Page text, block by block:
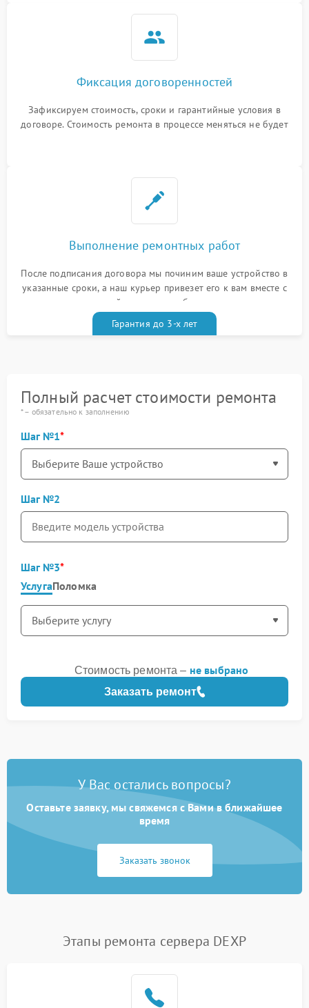
Фиксация договоренностей
Зафиксируем стоимость, сроки и гарантийные условия в
договоре. Стоимость ремонта в процессе меняться не будет
Выполнение ремонтных работ
После подписания договора мы починим ваше устройство в
указанные сроки, а наш курьер привезет его к вам вместе с
гарантийным талоном бесплатно
Гарантия до 3-х лет
Полный расчет стоимости ремонта
* – обязательно к заполнению
Шаг №1
Шаг №2
Шаг №3
УслугаПоломка
Заказать ремонт
Стоимость ремонта – не выбрано
У Вас остались вопросы?
Оставьте заявку, мы свяжемся с Вами в ближайшее
время
Заказать звонок
Этапы ремонта сервера DEXP